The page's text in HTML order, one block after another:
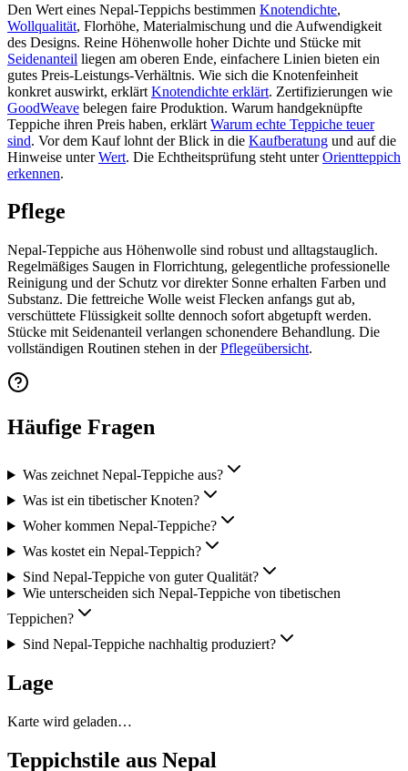
Den Wert eines Nepal-Teppichs bestimmen Knotendichte,
Wollqualität, Florhöhe, Materialmischung und die Aufwendigkeit
des Designs. Reine Höhenwolle hoher Dichte und Stücke mit
Seidenanteil liegen am oberen Ende, einfachere Linien bieten ein
gutes Preis-Leistungs-Verhältnis. Wie sich die Knotenfeinheit
konkret auswirkt, erklärt Knotendichte erklärt. Zertifizierungen wie
GoodWeave belegen faire Produktion. Warum handgeknüpfte
Teppiche ihren Preis haben, erklärt Warum echte Teppiche teuer
sind. Vor dem Kauf lohnt der Blick in die Kaufberatung und auf die
Hinweise unterWert. Die Echtheitsprüfung steht unterOrientteppich
erkennen.
Pflege
Nepal-Teppiche aus Höhenwolle sind robust und alltagstauglich.
Regelmäßiges Saugen in Florrichtung, gelegentliche professionelle
Reinigung und der Schutz vor direkter Sonne erhalten Farben und
Substanz. Die fettreiche Wolle weist Flecken anfangs gut ab,
verschüttete Flüssigkeit sollte dennoch sofort abgetupft werden.
Stücke mit Seidenanteil verlangen schonendere Behandlung. Die
vollständigen Routinen stehen in derPflegeübersicht.
Häufige Fragen
Was zeichnet Nepal-Teppiche aus?
Was ist ein tibetischer Knoten?
Woher kommen Nepal-Teppiche?
Was kostet ein Nepal-Teppich?
Sind Nepal-Teppiche von guter Qualität?
Wie unterscheiden sich Nepal-Teppiche von tibetischen
Teppichen?
Sind Nepal-Teppiche nachhaltig produziert?
Lage
Karte wird geladen…
Teppichstile aus Nepal